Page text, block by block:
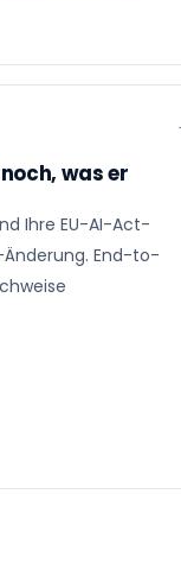
was er
Ihre EU-AI-Act-
End-to-